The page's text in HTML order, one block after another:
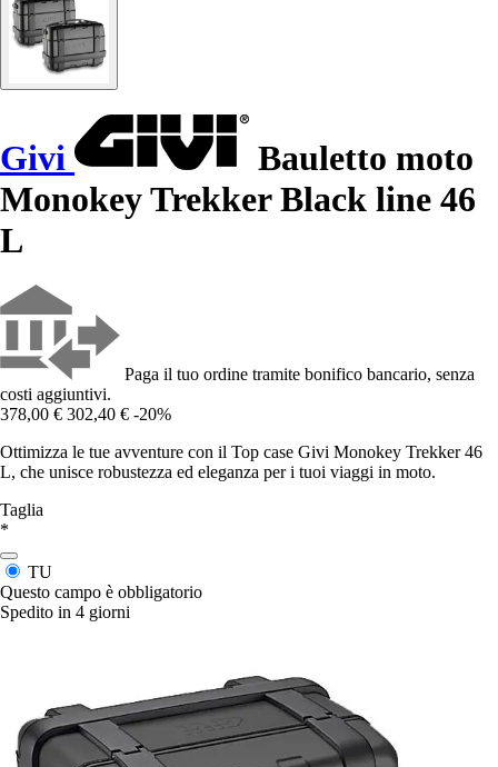
Givi
Bauletto moto
Monokey Trekker Black line 46
L
Paga il tuo ordine tramite bonifico bancario, senza
costi aggiuntivi.
378,00 € 302,40 € -20%
Ottimizza le tue avventure con il Top case Givi Monokey Trekker 46
L, che unisce robustezza ed eleganza per i tuoi viaggi in moto.
Taglia
*
TU
Questo campo è obbligatorio
Spedito in 4 giorni